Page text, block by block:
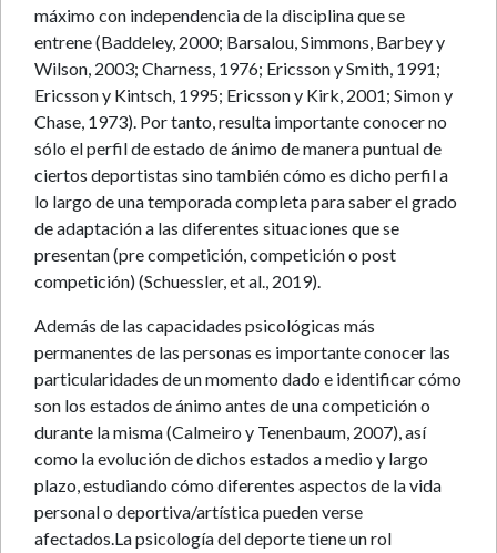
máximo con independencia de la disciplina que se
entrene (Baddeley, 2000; Barsalou, Simmons, Barbey y
Wilson, 2003; Charness, 1976; Ericsson y Smith, 1991;
Ericsson y Kintsch, 1995; Ericsson y Kirk, 2001; Simon y
Chase, 1973). Por tanto, resulta importante conocer no
sólo el perfil de estado de ánimo de manera puntual de
ciertos deportistas sino también cómo es dicho perfil a
lo largo de una temporada completa para saber el grado
de adaptación a las diferentes situaciones que se
presentan (pre competición, competición o post
competición) (Schuessler, et al., 2019).
Además de las capacidades psicológicas más
permanentes de las personas es importante conocer las
particularidades de un momento dado e identificar cómo
son los estados de ánimo antes de una competición o
durante la misma (Calmeiro y Tenenbaum, 2007), así
como la evolución de dichos estados a medio y largo
plazo, estudiando cómo diferentes aspectos de la vida
personal o deportiva/artística pueden verse
afectados.La psicología del deporte tiene un rol